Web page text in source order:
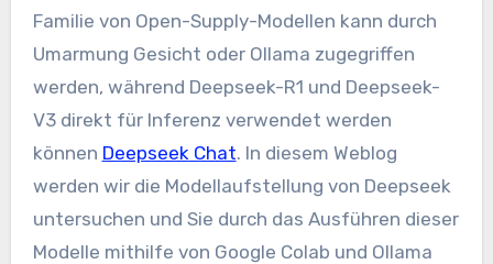
Familie von Open-Supply-Modellen kann durch
Umarmung Gesicht oder Ollama zugegriffen
werden, während Deepseek-R1 und Deepseek-
V3 direkt für Inferenz verwendet werden
können Deepseek Chat. In diesem Weblog
werden wir die Modellaufstellung von Deepseek
untersuchen und Sie durch das Ausführen dieser
Modelle mithilfe von Google Colab und Ollama